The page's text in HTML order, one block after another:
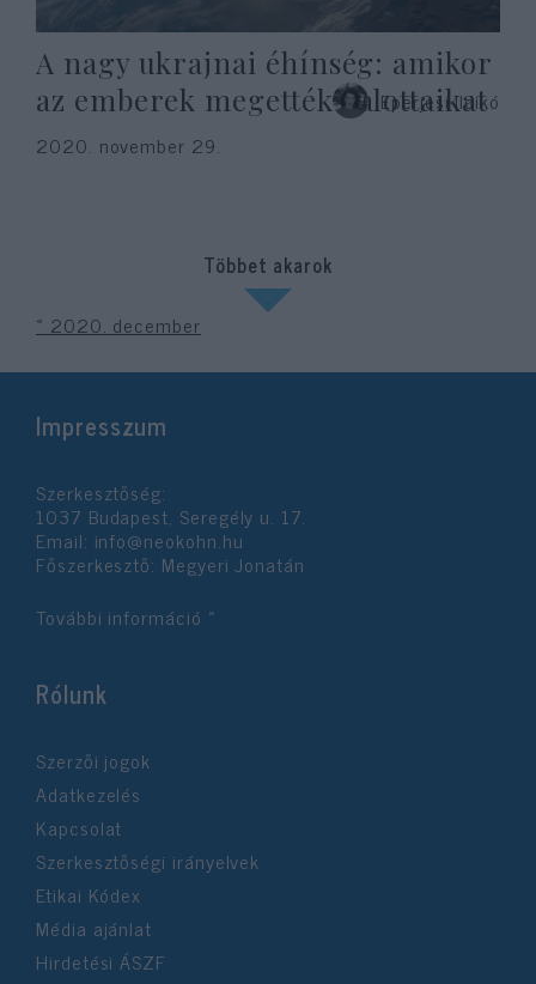
A nagy ukrajnai éhínség: amikor
az emberek megették halottaikat
Eperjesi Ildikó
2020. november 29.
Többet akarok
« 2020. december
Impresszum
Szerkesztőség:
1037 Budapest, Seregély u. 17.
Email: info@neokohn.hu
Főszerkesztő: Megyeri Jonatán
További információ »
Rólunk
Szerzői jogok
Adatkezelés
Kapcsolat
Szerkesztőségi irányelvek
Etikai Kódex
Média ajánlat
Hirdetési ÁSZF